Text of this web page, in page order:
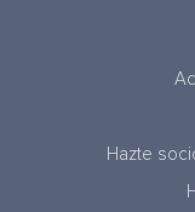
Hazte